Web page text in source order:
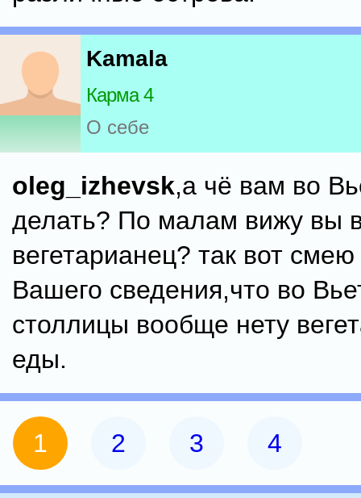
Kamala
Карма 4
О себе
oleg_izhevsk,а чё вам во
делать? По малам вижу вы
вегетарианец? так вот
Вашего сведения,что во
столлицы вообще нету
еды.
1 2 3 4